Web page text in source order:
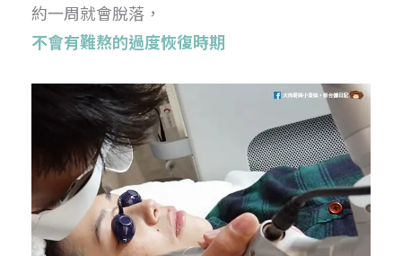
約一周就會脫落，
不會有難熬的過度恢復時期